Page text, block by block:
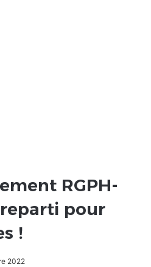
RGPH-
reparti pour
!
2022